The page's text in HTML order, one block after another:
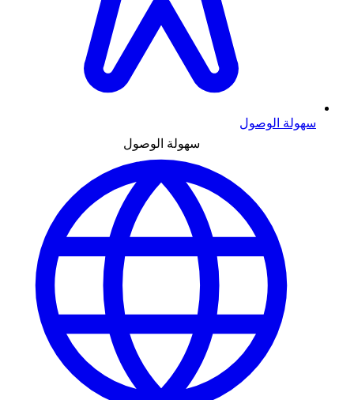
سهولة الوصول
سهولة الوصول